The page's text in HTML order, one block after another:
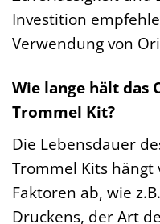
Investition
Verwendung von
Wie lange hält das
Trommel Kit?
Die Lebensdauer
Trommel Kits hängt
Faktoren ab, wie
Druckens, der Art